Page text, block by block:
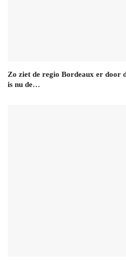
Zo ziet de regio Bordeaux er door
is nu de…